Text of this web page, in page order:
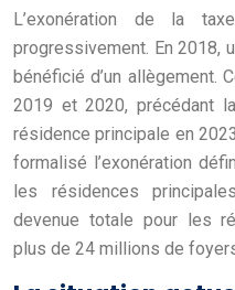
L’exonération de la
progressivement. En 2018,
bénéficié d’un allègement.
2019 et 2020, précédant
résidence principale en
formalisé l’exonération
les résidences
devenue totale pour les
plus de 24 millions de